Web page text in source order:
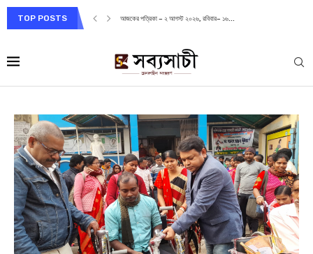
TOP POSTS আজকের পত্রিকা – ২ আগস্ট ২০২৬, রবিবার– ১৬...